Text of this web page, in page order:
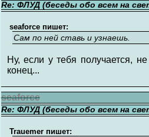
Re: ФЛУД (беседы обо всем на
seaforce пишет:
Сам по ней ставь и узнаешь.
Ну, если у тебя получается,
конец...
seaforce
Re: ФЛУД (беседы обо всем на
Trauemer пишет: